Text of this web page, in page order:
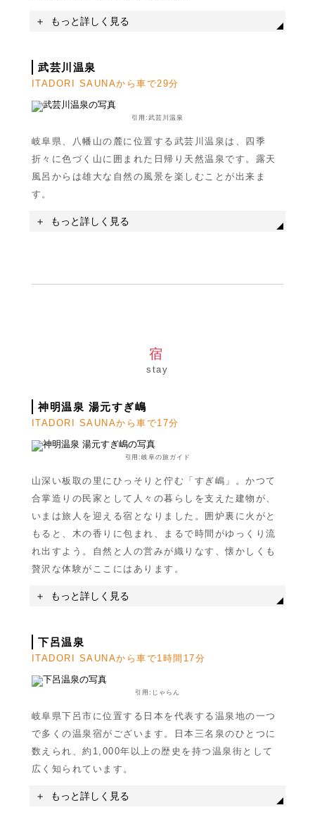
岐阜県関市洞戸栗原19
駐車場 無料駐車場あり5台以上
もっと詳しく見る
名称 板取川温泉バーデェハウス
駐車場 無料駐車場あり
武芸川温泉
ITADORI SAUNAから車で29分
引用:武芸川温泉
岐阜県、八幡山の麓に位置する武芸川温泉は、四季
折々に色づく山に囲まれた日帰り天然温泉です。露天
風呂からは雄大な自然の風景を楽しむことが出来ま
す。
もっと詳しく見る
住所 岐阜県関市武芸川町八幡1558-7
無料駐車場あり
宿
stay
神明温泉 湯元すぎ嶋
ITADORI SAUNAから車で17分
引用:岐阜の旅ガイド
山深い板取の里にひっそりと佇む「すぎ嶋」。かつて
合掌造りの民家として人々の暮らしを支えた建物が、
いまは旅人を迎える宿となりました。囲炉裏に火がと
もると、木の香りに包まれ、まるで時間がゆっくり流
れ出すよう。自然と人の営みが織りなす、懐かしくも
贅沢な体験がここにはあります。
もっと詳しく見る
下呂温泉
ITADORI SAUNAから車で1時間17分
引用:じゃらん
岐阜県下呂市に位置する日本を代表する温泉地の一つ
で多くの温泉宿がございます。日本三名泉のひとつに
数えられ、約1,000年以上の歴史を持つ温泉街として
広く知られています。
もっと詳しく見る